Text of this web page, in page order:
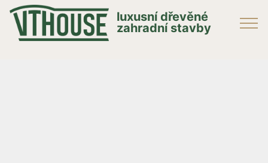
luxusní dřevěné
zahradní stavby